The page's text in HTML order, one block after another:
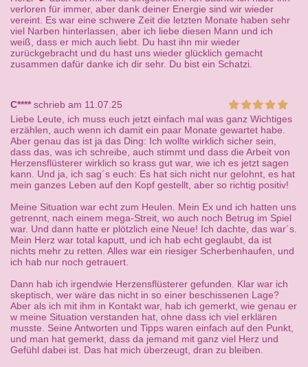
verloren für immer, aber dank deiner Energie sind wir wieder
vereint. Es war eine schwere Zeit die letzten Monate haben sehr
viel Narben hinterlassen, aber ich liebe diesen Mann und ich
weiß, dass er mich auch liebt. Du hast ihn mir wieder
zurückgebracht und du hast uns wieder glücklich gemacht
zusammen dafür danke ich dir sehr. Du bist ein Schatzi.
C****schrieb am 11.07.25
Liebe Leute, ich muss euch jetzt einfach mal was ganz Wichtiges
erzählen, auch wenn ich damit ein paar Monate gewartet habe.
Aber genau das ist ja das Ding: Ich wollte wirklich sicher sein,
dass das, was ich schreibe, auch stimmt und dass die Arbeit von
Herzensflüsterer wirklich so krass gut war, wie ich es jetzt sagen
kann. Und ja, ich sag´s euch: Es hat sich nicht nur gelohnt, es hat
mein ganzes Leben auf den Kopf gestellt, aber so richtig positiv!
Meine Situation war echt zum Heulen. Mein Ex und ich hatten uns
getrennt, nach einem mega-Streit, wo auch noch Betrug im Spiel
war. Und dann hatte er plötzlich eine Neue! Ich dachte, das war´s.
Mein Herz war total kaputt, und ich hab echt geglaubt, da ist
nichts mehr zu retten. Alles war ein riesiger Scherbenhaufen, und
ich hab nur noch getrauert.
Dann hab ich irgendwie Herzensflüsterer gefunden. Klar war ich
skeptisch, wer wäre das nicht in so einer beschissenen Lage?
Aber als ich mit ihm in Kontakt war, hab ich gemerkt, wie genau er
w meine Situation verstanden hat, ohne dass ich viel erklären
musste. Seine Antworten und Tipps waren einfach auf den Punkt,
und man hat gemerkt, dass da jemand mit ganz viel Herz und
Gefühl dabei ist. Das hat mich überzeugt, dran zu bleiben.